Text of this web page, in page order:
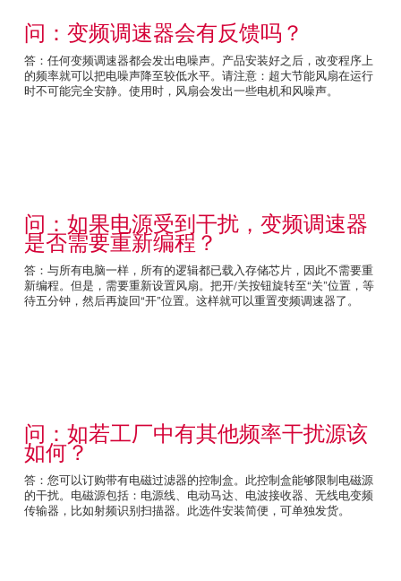
问：变频调速器会有反馈吗？
答：任何变频调速器都会发出电噪声。产品安装好之后，改变程序上
的频率就可以把电噪声降至较低水平。请注意：超大节能风扇在运行
时不可能完全安静。使用时，风扇会发出一些电机和风噪声。
问：如果电源受到干扰，变频调速器
是否需要重新编程？
答：与所有电脑一样，所有的逻辑都已载入存储芯片，因此不需要重
新编程。但是，需要重新设置风扇。把开/关按钮旋转至“关”位置，等
待五分钟，然后再旋回“开”位置。这样就可以重置变频调速器了。
问：如若工厂中有其他频率干扰源该
如何？
答：您可以订购带有电磁过滤器的控制盒。此控制盒能够限制电磁源
的干扰。电磁源包括：电源线、电动马达、电波接收器、无线电变频
传输器，比如射频识别扫描器。此选件安装简便，可单独发货。